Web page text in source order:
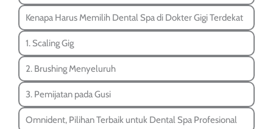
Kenapa Harus Memilih Dental Spa di Dokter Gigi Terdekat
1. Scaling Gig
2. Brushing Menyeluruh
3. Pemijatan pada Gusi
Omnident, Pilihan Terbaik untuk Dental Spa Profesional